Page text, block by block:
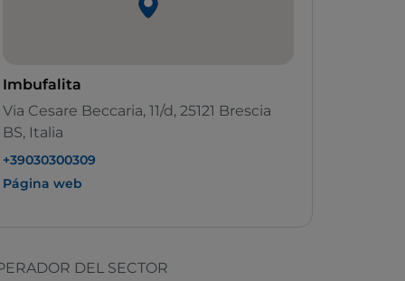
Imbufalita
Via Cesare Beccaria, 11/d, 25121 Brescia
BS, Italia
+39030300309
Página web
DEL SECTOR